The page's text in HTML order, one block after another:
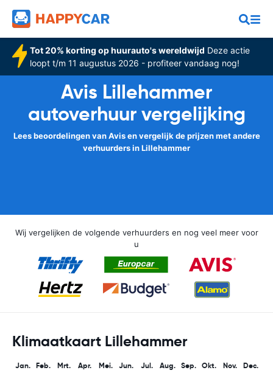
Tot 20% korting op huurauto's wereldwijd Deze actie
loopt t/m 11 augustus 2026 - profiteer vandaag nog!
Avis Lillehammer
autoverhuur vergelijking
Lees beoordelingen van Avis en vergelijk de prijzen met andere
verhuurders in Lillehammer
Wij vergelijken de volgende verhuurders en nog veel meer voor
u
Klimaatkaart Lillehammer
Jan. Feb. Mrt. Apr. Mei. Jun. Jul. Aug. Sep. Okt. Nov. Dec.